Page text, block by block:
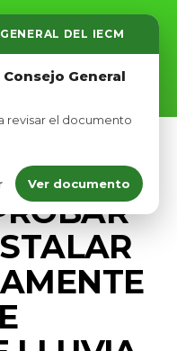
DEL IECM
General
revisar el documento
Ver documento